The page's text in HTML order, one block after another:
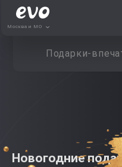
Москва и МО
Подарки-
Новогодние